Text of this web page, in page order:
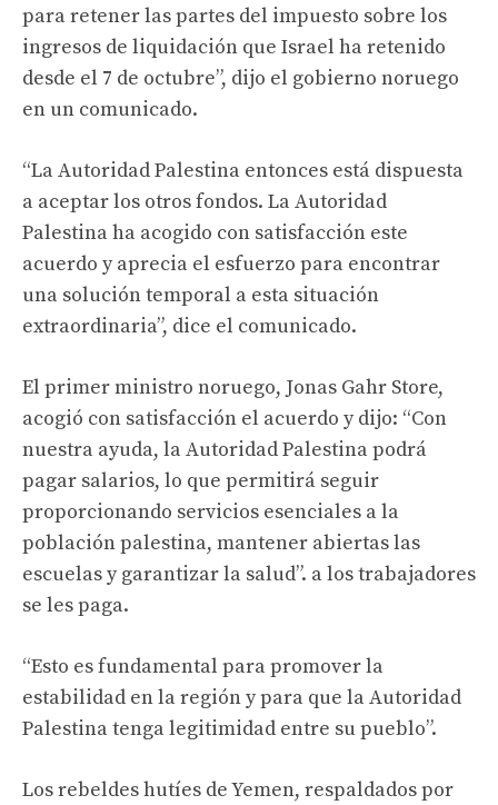
para retener las partes del impuesto sobre los
ingresos de liquidación que Israel ha retenido
desde el 7 de octubre”, dijo el gobierno noruego
en un comunicado.
“La Autoridad Palestina entonces está dispuesta
a aceptar los otros fondos. La Autoridad
Palestina ha acogido con satisfacción este
acuerdo y aprecia el esfuerzo para encontrar
una solución temporal a esta situación
extraordinaria”, dice el comunicado.
El primer ministro noruego, Jonas Gahr Store,
acogió con satisfacción el acuerdo y dijo: “Con
nuestra ayuda, la Autoridad Palestina podrá
pagar salarios, lo que permitirá seguir
proporcionando servicios esenciales a la
población palestina, mantener abiertas las
escuelas y garantizar la salud”. a los trabajadores
se les paga.
“Esto es fundamental para promover la
estabilidad en la región y para que la Autoridad
Palestina tenga legitimidad entre su pueblo”.
Los rebeldes hutíes de Yemen, respaldados por